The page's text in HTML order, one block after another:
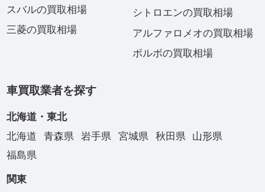
スバルの買取相場
三菱の買取相場
シトロエンの買取相場
アルファロメオの買取相場
ボルボの買取相場
車買取業者を探す
北海道・東北
北海道
青森県 岩手県 宮城県 秋田県
山形県
福島県
関東